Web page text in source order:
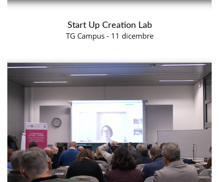
Start Up Creation Lab
TG Campus - 11 dicembre